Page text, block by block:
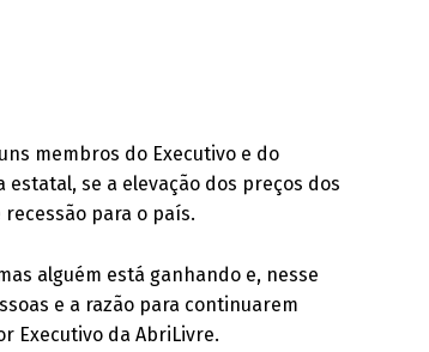
membros do Executivo e do
se a elevação dos preços dos
para o país.
alguém está ganhando e, nesse
e a razão para continuarem
Executivo da AbriLivre.